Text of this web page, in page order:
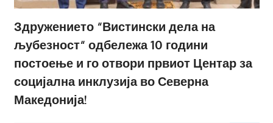
Здружението “Вистински дела на
љубезност“ одбележа 10 години
постоење и го отвори првиот Центар за
социјална инклузија во Северна
Македонија!